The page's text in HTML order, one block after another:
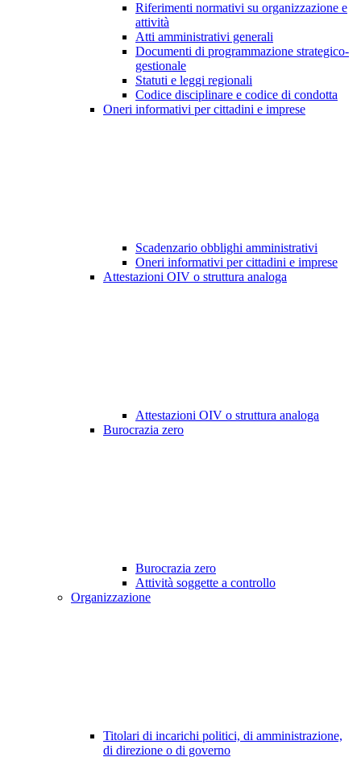
Riferimenti normativi su organizzazione e
attività
Atti amministrativi generali
Documenti di programmazione strategico-
gestionale
Statuti e leggi regionali
Codice disciplinare e codice di condotta
Oneri informativi per cittadini e imprese
Scadenzario obblighi amministrativi
Oneri informativi per cittadini e imprese
Attestazioni OIV o struttura analoga
Attestazioni OIV o struttura analoga
Burocrazia zero
Burocrazia zero
Attività soggette a controllo
Organizzazione
Titolari di incarichi politici, di amministrazione,
di direzione o di governo